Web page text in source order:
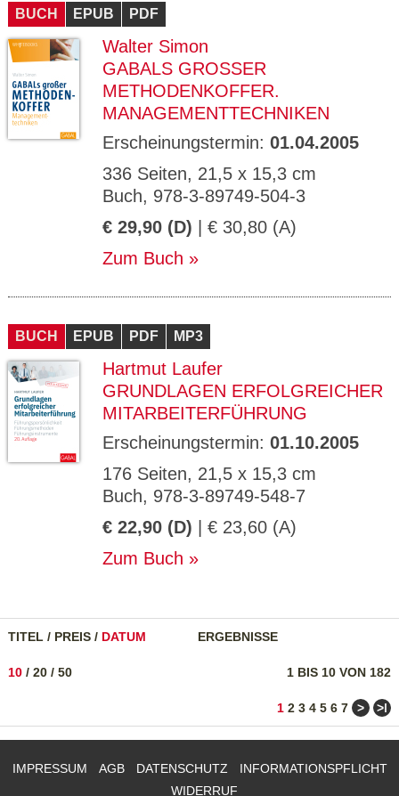
BUCH EPUB PDF
Walter Simon
GABALS GROSSER M
ETHODENKOFFER. M
ANAGEMENTTECHNIKEN
Erscheinungstermin: 01.04.2005
336 Seiten, 21,5 x 15,3 cm
Buch, 978-3-89749-504-3
€ 29,90 (D) | € 30,80 (A)
Zum Buch
BUCH EPUB PDF MP3
Hartmut Laufer
GRUNDLAGEN ERFOLGREICHER
MITARBEITERFÜHRUNG
Erscheinungstermin: 01.10.2005
176 Seiten, 21,5 x 15,3 cm
Buch, 978-3-89749-548-7
€ 22,90 (D) | € 23,60 (A)
Zum Buch
TITEL / PREIS / DATUM ERGEBNISSE
1 BIS 10 VON 182
10 / 20 / 50
1 2 3 4 5 6 7 > >ǀ
IMPRESSUM AGB DATENSCHUTZ
INFORMATIONSPFLICHT
WIDERRUF